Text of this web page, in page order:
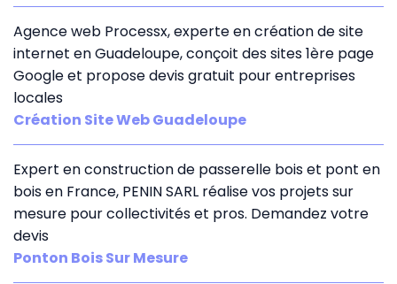
Agence web Processx, experte en création de site
internet en Guadeloupe, conçoit des sites 1ère page
Google et propose devis gratuit pour entreprises
locales
Création Site Web Guadeloupe
Expert en construction de passerelle bois et pont en
bois en France, PENIN SARL réalise vos projets sur
mesure pour collectivités et pros. Demandez votre
devis
Ponton Bois Sur Mesure